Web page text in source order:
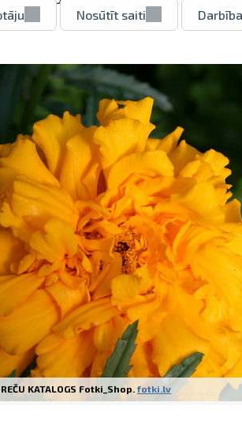
Nosūtīt saiti
KATALOGS Fotki_Shop. fotki.lv